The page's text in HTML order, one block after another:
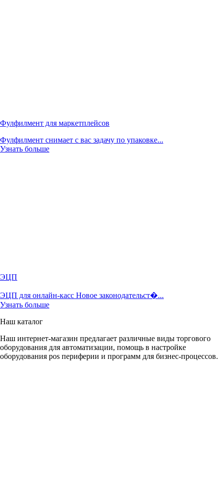
Фулфилмент для маркетплейсов
Фулфилмент снимает с вас задачу по упаковке...
Узнать больше
ЭЦП
ЭЦП для онлайн-касс Новое законодательст�...
Узнать больше
Наш каталог
Наш интернет-магазин предлагает различные виды торгового
оборудования для автоматизации, помощь в настройке
оборудования pos периферии и программ для бизнес-процессов.